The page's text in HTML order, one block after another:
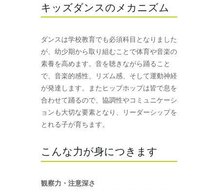
キッズダンスのメカニズム
ダンスは学校教育でも必須科目となりました
が、幼少期から取り組むことで体育や音楽の
素養を高めます。音を聴きながら踊ること
で、音楽的感性、リズム感、そして運動神経
が発達します。またヒップホップは皆で息を
合わせて踊るので、協調性やコミュニケーシ
ョンも大切な要素となり、リーダーシップを
とれる子が育ちます。
こんな力が身につきます
観察力・注意深さ